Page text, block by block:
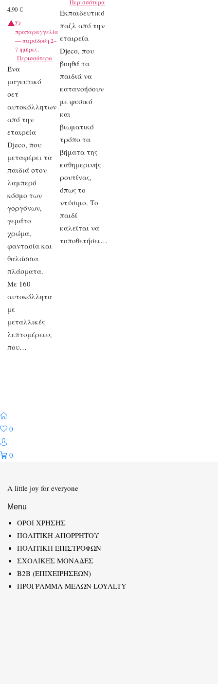
4,90 €
Σε
προπαραγγελία
— παράδοση 2–
7 ημέρες.
Περισσότερα
Ένα
μαγευτικό
σετ
αυτοκόλλητων
από την
εταιρεία
Djeco, που
μεταφέρει τα
παιδιά στον
λαμπερό
κόσμο των
γοργόνων,
γεμάτο
χρώμα,
φαντασία και
θαλάσσια
πλάσματα.
Με 160
αυτοκόλλητα
με
μεταλλικές
λεπτομέρειες
που…
Περισσότερα
Εκπαιδευτικό
παζλ από την
εταιρεία
Djeco, που
βοηθά τα
παιδιά να
κατανοήσουν
με φυσικό
και
βιωματικό
τρόπο τα
βήματα της
καθημερινής
ρουτίνας,
όπως το
ντύσιμο. Το
παιδί
καλείται να
τοποθετήσει…
0
0
A little joy for everyone
Menu
ΟΡΟΙ ΧΡΗΣΗΣ
ΠΟΛΙΤΙΚΗ ΑΠΟΡΡΗΤΟΥ
ΠΟΛΙΤΙΚΗ ΕΠΙΣΤΡΟΦΩΝ
ΣΧΟΛΙΚΕΣ ΜΟΝΑΔΕΣ
B2B (ΕΠΙΧΕΙΡΗΣΕΩΝ)
ΠΡΟΓΡΑΜΜΑ ΜΕΛΩΝ LOYALTY